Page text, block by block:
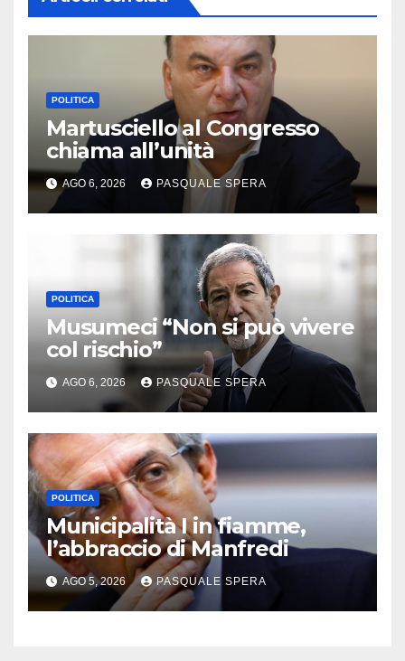
POLITICA
Martusciello al Congresso
chiama all’unità
AGO 6, 2026 PASQUALE SPERA
POLITICA
Musumeci “Non si può vivere
col rischio”
AGO 6, 2026 PASQUALE SPERA
POLITICA
Municipalità I in fiamme,
l’abbraccio di Manfredi
AGO 5, 2026 PASQUALE SPERA